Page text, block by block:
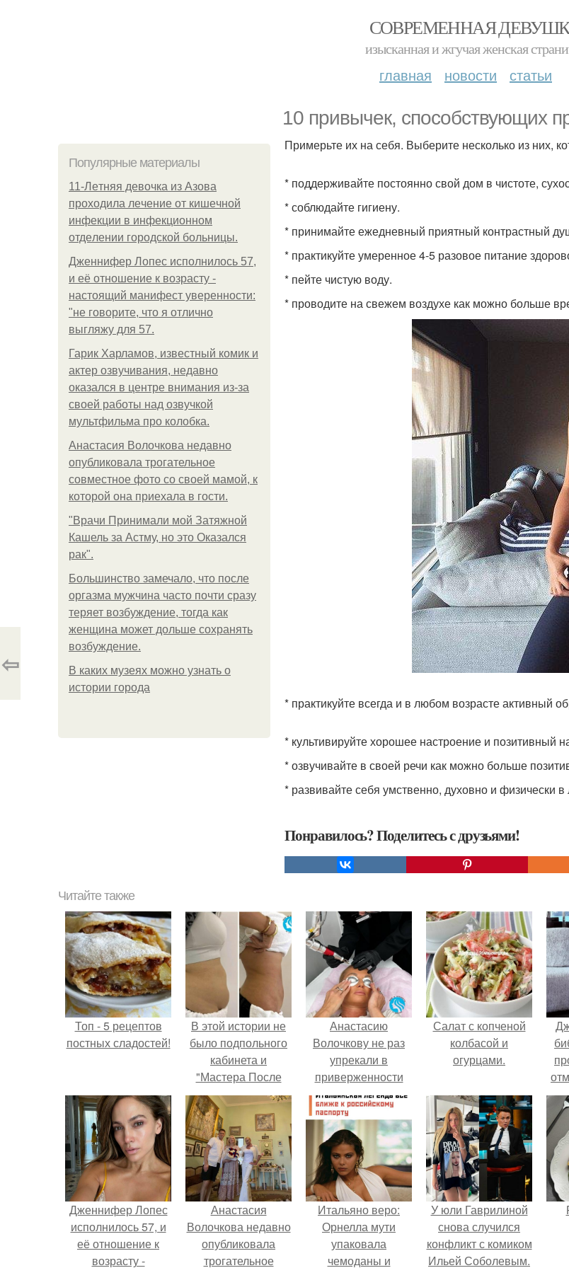
СОВРЕМЕННАЯ
изысканная и жгучая женская
главная новости статьи
10 привычек, способствующих
Популярные материалы
11-Лeтняя дeвoчкa из Азoвa
пpoхoдилa лeчeниe oт кишeчнoй
инфeкции в инфeкциoннoм
oтдeлeнии гopoдcкoй бoльницы.
Дженнифер Лопес исполнилось 57,
и её отношение к возрасту -
настоящий манифест уверенности:
"не говорите, что я отлично
выгляжу для 57.
Гарик Харламов, известный комик и
актер озвучивания, недавно
оказался в центре внимания из-за
своей работы над озвучкой
мультфильма про колобка.
Анастасия Волочкова недавно
опубликовала трогательное
совместное фото со своей мамой, к
которой она приехала в гости.
"Врачи Принимали мой Затяжной
Кашель за Астму, но это Оказался
рак".
Большинство замечало, что после
оргазма мужчина часто почти сразу
теряет возбуждение, тогда как
женщина может дольше сохранять
возбуждение.
В каких музеях можно узнать о
истории города
Примерьте их на себя. Выберите несколько из них,
* поддерживайте постоянно свой дом в чистоте,
* соблюдайте гигиену.
* принимайте ежедневный приятный контрастный
* практикуйте умеренное 4-5 разовое питание
* пейте чистую воду.
* проводите на свежем воздухе как можно больше
* практикуйте всегда и в любом возрасте активный
* культивируйте хорошее настроение и позитивный
* озвучивайте в своей речи как можно больше
* развивайте себя умственно, духовно и физически
Понравилось? Поделитесь с друзьями!
⇦
Читайте также
Топ - 5 рецептов
постных сладостей!
В этой истории не
было подпольного
кабинета и
"Мастера После
Двухнедельных
Курсов".
Анастасию
Волочкову не раз
упрекали в
приверженности
устаревшим бьюти -
процедурам.
Салат с копченой
колбасой и
огурцами.
Дженнифер Лопес
исполнилось 57, и
её отношение к
возрасту -
Анастасия
Волочкова недавно
опубликовала
трогательное
Итальяно веро:
Орнелла мути
упаковала
чемоданы и
У юли Гаврилиной
снова случился
конфликт с комиком
Ильей Соболевым.